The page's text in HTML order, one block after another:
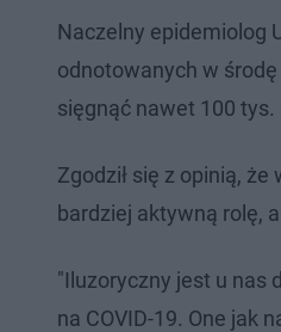
Naczelny epidemiolog
odnotowanych w
sięgnąć nawet 100 tys.
Zgodził się z opinią,
bardziej aktywną rolę,
"Iluzoryczny jest u nas
na COVID-19. One jak